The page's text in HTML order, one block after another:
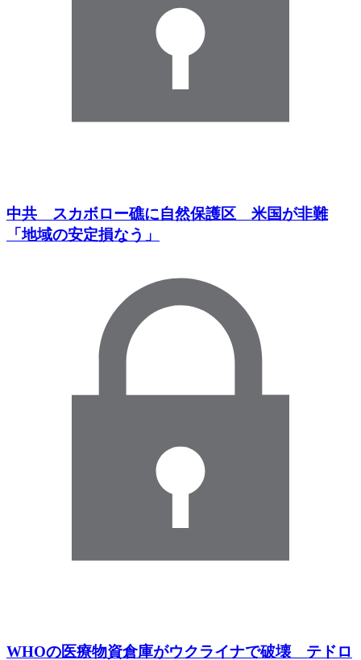
中共 スカボロー礁に自然保護区 米国が非難
「地域の安定損なう」
WHOの医療物資倉庫がウクライナで破壊 テドロ